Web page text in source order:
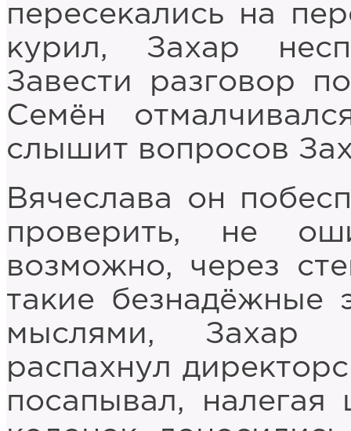
пересекались на
курил, Захар
Завести разговор
Семён
слышит вопросов
Вячеслава он
проверить, не
возможно, через
такие безнадёжные
мыслями, Захар
распахнул
посапывал,